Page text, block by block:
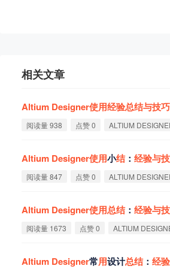
相关文章
Altium Designer使用经验总结与技巧
阅读量 938 点赞 0 ALTIUM
Altium Designer使用小结： 经验与技
阅读量 847 点赞 0 ALTIUM
Altium Designer使用总结： 经验与技
阅读量 1673 点赞 0 ALTIUM
Altium Designer常用设计总结： 经验